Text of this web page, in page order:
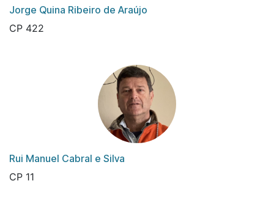
Jorge Quina Ribeiro de Araújo
CP 422
Rui Manuel Cabral e Silva
CP 11